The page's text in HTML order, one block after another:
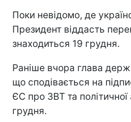
Поки невідомо, де
Президент віддасть
знаходиться 19 грудня.
Раніше вчора глава
що сподівається на
ЄС про ЗВТ та політичної
грудня.